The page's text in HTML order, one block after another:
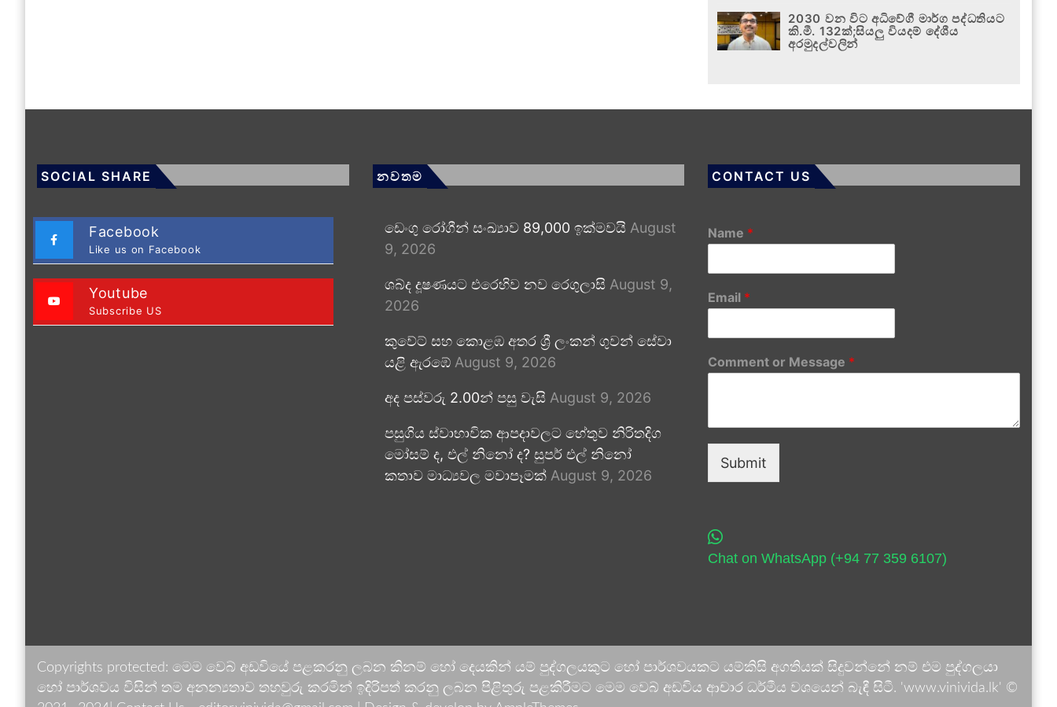
2030 වන විට අධිවේගී මාර්ග පද්ධතියට
කි.මී. 132ක්;සියලු වියදම් දේශීය
අරමුදල්වලින්
SOCIAL SHARE
Facebook
Like us on Facebook
Youtube
Subscribe US
නවතම
ඩෙංගු රෝගීන් සංඛ්‍යාව 89,000 ඉක්මවයි August
9, 2026
ශබ්ද දූෂණයට එරෙහිව නව රෙගුලාසි August 9,
2026
කුවේට් සහ කොළඹ අතර ශ්‍රී ලංකන් ගුවන් සේවා
යළි ඇරඹේ August 9, 2026
අද පස්වරු 2.00න් පසු වැසි August 9, 2026
පසුගිය ස්වාභාවික ආපදාවලට හේතුව නිරිතදිග
මෝසම් ද, එල් නිනෝ ද? සුපර් එල් නිනෝ
කතාව මාධ්‍යවල මවාපෑමක් August 9, 2026
CONTACT US
Name *
Email *
Comment or Message *
Submit
Chat on WhatsApp (+94 77 359 6107)
Copyrights protected: මෙම වෙබ් අඩවියේ පළකරනු ලබන කිනම් හෝ දෙයකින් යම් පුද්ගලයකුට හෝ පාර්ශවයකට යම්කිසි අගතියක් සිදුවන්නේ නම් එම පුද්ගලයා
හෝ පාර්ශවය විසින් තම අනන්‍යතාව තහවුරු කරමින් ඉදිරිපත් කරනු ලබන පිළිතුරු පළකිරීමට මෙම වෙබ් අඩවිය ආචාර ධර්මීය වශයෙන් බැඳී සිටී. 'www.vinivida.lk' ©